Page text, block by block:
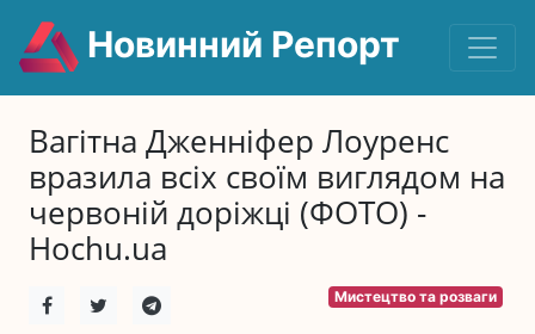
Новинний Репорт
Вагітна Дженніфер Лоуренс
вразила всіх своїм виглядом на
червоній доріжці (ФОТО) -
Hochu.ua
Мистецтво та розваги